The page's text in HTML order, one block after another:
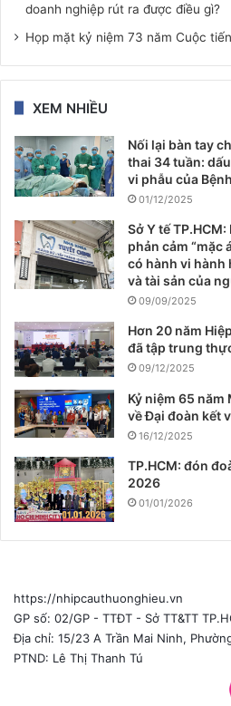
doanh nghiệp rút ra được điều gì?
Họp mặt kỷ niệm 73 năm Cuộc
XEM NHIỀU
Nối lại bàn tay
thai 34 tuần:
vi phẫu của
01/12/2025
Sở Y tế
phản cảm “mặc
có hành vi hành
và tài sản của
09/09/2025
Hơn 20 năm
đã tập trung
09/12/2025
Kỷ niệm 65 năm
về Đại đoàn kết
16/12/2025
TP.HCM: đón
2026
01/01/2026
https://nhipcauthuonghieu.vn
GP số: 02/GP - TTĐT - Sở TT&TT
Địa chỉ: 15/23 A Trần Mai Ninh,
PTND: Lê Thị Thanh Tú